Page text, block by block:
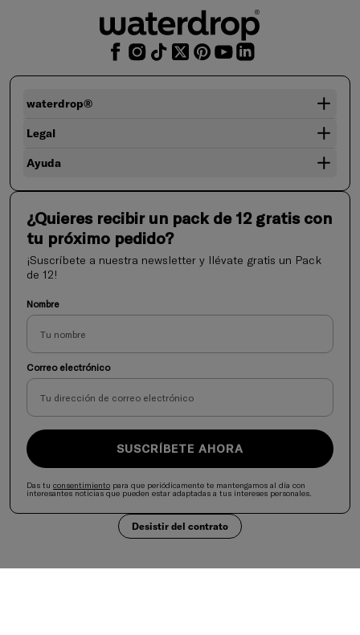
waterdrop®
Legal
Ayuda
¿Quieres recibir un pack de 12 gratis con
tu próximo pedido?
¡Suscríbete a nuestra newsletter y llévate gratis un Pack
de 12!
Nombre
Correo electrónico
SUSCRÍBETE AHORA
Das tu consentimiento para que periódicamente te mantengamos al día con
interesantes noticias que pueden estar adaptadas a tus intereses personales.
Desistir del contrato